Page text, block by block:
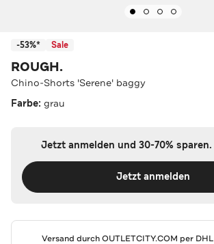
-53%* Sale
ROUGH.
Chino-Shorts 'Serene' baggy
Farbe: grau
Jetzt anmelden und 30-70% sparen.
Jetzt anmelden
Versand durchOUTLETCITY.COM per DHL